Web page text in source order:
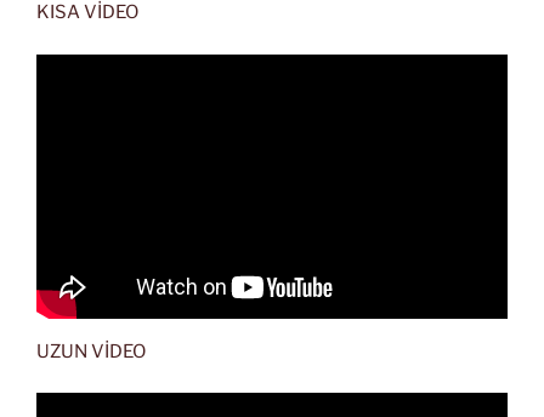
KISA VİDEO
UZUN VİDEO